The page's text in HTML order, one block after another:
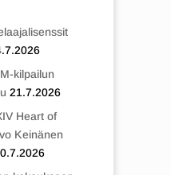
kilpailun
21.7.2026
Heart of
Keinänen